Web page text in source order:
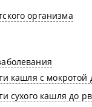
организма
кашля с мокротой
сухого кашля до